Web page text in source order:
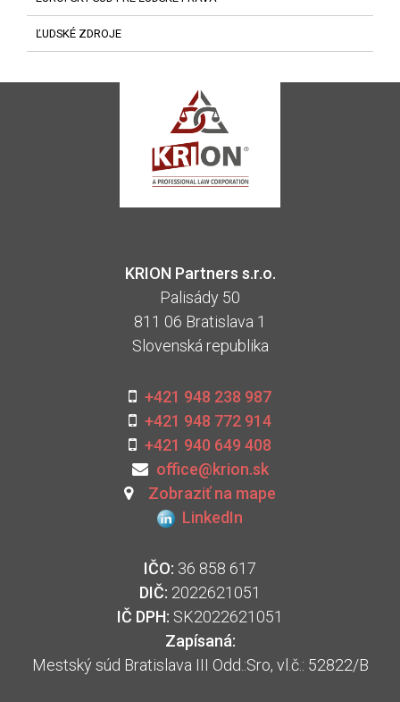
ĽUDSKÉ ZDROJE
KRION Partners s.r.o.
Palisády 50
811 06 Bratislava 1
Slovenská republika
+421 948 238 987
+421 948 772 914
+421 940 649 408
office@krion.sk
Zobraziť na mape
LinkedIn
IČO: 36 858 617
DIČ: 2022621051
IČ DPH: SK2022621051
Zapísaná:
Mestský súd Bratislava III Odd.:Sro, vl.č.: 52822/B